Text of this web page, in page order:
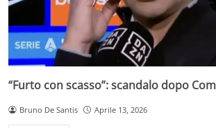
“Furto con scasso”: scandalo dopo
Bruno De Santis Aprile 13, 2026